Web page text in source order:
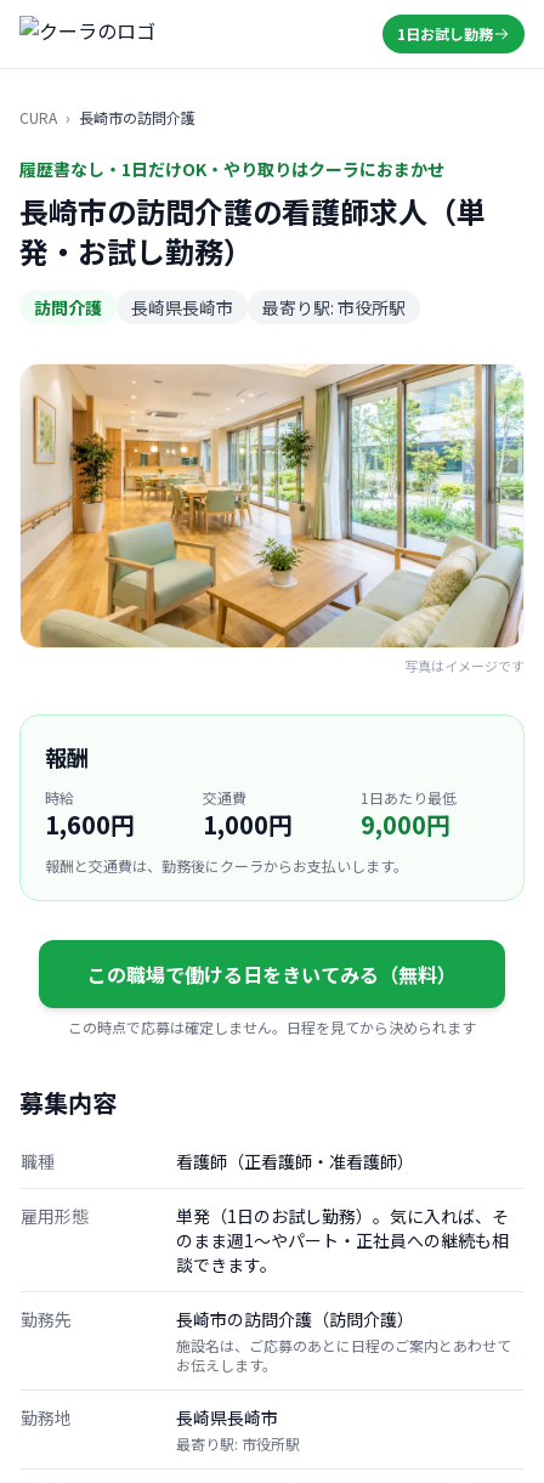
1日お試し勤務
CURA › 長崎市の訪問介護
履歴書なし・1日だけOK・やり取りはクーラにおまかせ
長崎市の訪問介護の看護師求人（単
発・お試し勤務）
訪問介護 長崎県長崎市 最寄り駅: 市役所駅
写真はイメージです
報酬
時給
1,600円
交通費
1,000円
1日あたり最低
9,000円
報酬と交通費は、勤務後にクーラからお支払いします。
この職場で働ける日をきいてみる（無料）
この時点で応募は確定しません。日程を見てから決められます
募集内容
職種 看護師（正看護師・准看護師）
雇用形態
単発（1日のお試し勤務）。気に入れば、そ
のまま週1〜やパート・正社員への継続も相
談できます。
勤務先 長崎市の訪問介護（訪問介護）
施設名は、ご応募のあとに日程のご案内とあわせて
お伝えします。
勤務地 長崎県長崎市
最寄り駅: 市役所駅